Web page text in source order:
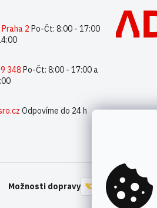
2 Po-Čt: 8:00 - 17:00
348 Po-Čt: 8:00 - 17:00 a
Odpovíme do 24 h
Možnosti dopravy